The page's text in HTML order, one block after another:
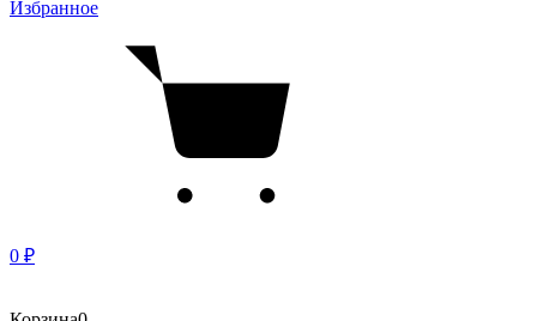
Избранное
0 ₽